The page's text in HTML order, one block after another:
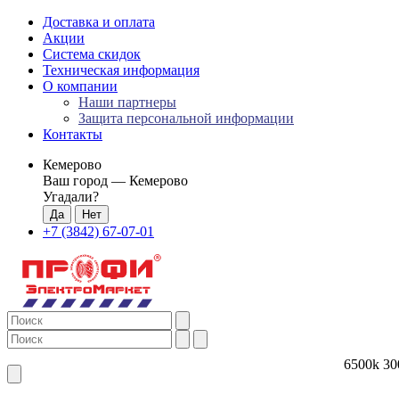
Доставка и оплата
Акции
Система скидок
Техническая информация
О компании
Наши партнеры
Защита персональной информации
Контакты
Кемерово
Ваш город — Кемерово
Угадали?
+7 (3842) 67-07-01
6500k